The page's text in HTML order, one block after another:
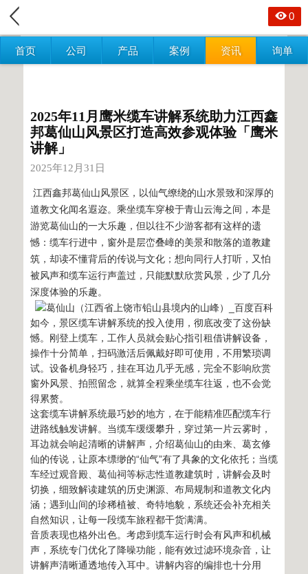
首页 公司 产品 案例 资讯 询单
0
2025年11月鹰米缆车讲解系统助力江西鑫
邦葛仙山风景区打造高效参观体验「鹰米
讲解」
2025年12月31日
江西鑫邦葛仙山风景区，以仙气缭绕的山水景致和深厚的
道教文化闻名遐迩。乘坐缆车穿梭于青山云海之间，本是
游览葛仙山的一大乐趣，但以往不少游客都有这样的遗
憾：缆车行进中，窗外是层峦叠嶂的美景和散落的道教建
筑，却读不懂背后的传说与文化；想向同行人打听，又怕
被风声和缆车运行声盖过，只能默默欣赏风景，少了几分
深度体验的乐趣。
如今，景区缆车讲解系统的投入使用，彻底改变了这份缺
憾。刚登上缆车，工作人员就会贴心指引租借讲解设备，
操作十分简单，扫码激活后佩戴好即可使用，不用繁琐调
试。设备机身轻巧，挂在耳边几乎无感，完全不影响欣赏
窗外风景、拍照留念，就算全程乘坐缆车往返，也不会觉
得累赘。
这套缆车讲解系统最巧妙的地方，在于能精准匹配缆车行
进路线触发讲解。当缆车缓缓攀升，穿过第一片云雾时，
耳边就会响起清晰的讲解声，介绍葛仙山的由来、葛玄修
仙的传说，让原本缥缈的“仙气”有了具象的文化依托；当缆
车经过观音殿、葛仙祠等标志性道教建筑时，讲解会及时
切换，细致解读建筑的历史渊源、布局规制和道教文化内
涵；遇到山间的珍稀植被、奇特地貌，系统还会补充相关
自然知识，让每一段缆车旅程都干货满满。
音质表现也格外出色。考虑到缆车运行时会有风声和机械
声，系统专门优化了降噪功能，能有效过滤环境杂音，让
讲解声清晰通透地传入耳中。讲解内容的编排也十分用